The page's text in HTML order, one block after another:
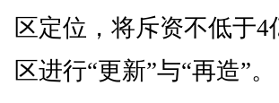
区定位，将斥资不低于
区进行“更新”与“再造”。